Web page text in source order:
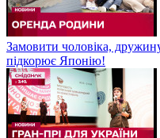
Замовити чоловіка,
підкорює Японію!